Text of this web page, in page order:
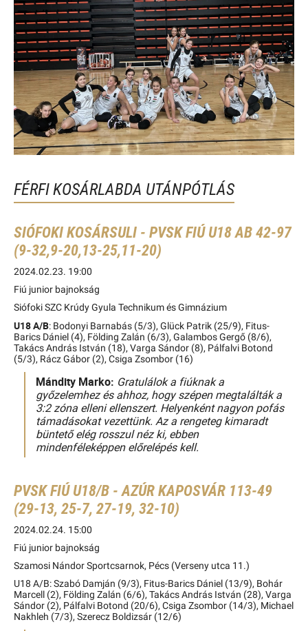
FÉRFI KOSÁRLABDA UTÁNPÓTLÁS
SIÓFOKI KOSÁRSULI - PVSK FIÚ U18 AB 42-97
(9-32,9-20,13-25,11-20)
2024.02.23. 19:00
Fiú junior bajnokság
Siófoki SZC Krúdy Gyula Technikum és Gimnázium
U18 A/B: Bodonyi Barnabás (5/3), Glück Patrik (25/9), Fitus-
Barics Dániel (4), Földing Zalán (6/3), Galambos Gergő (8/6),
Takács András István (18), Varga Sándor (8), Pálfalvi Botond
(5/3), Rácz Gábor (2), Csiga Zsombor (16)
Mándity Marko: Gratulálok a fiúknak a
győzelemhez és ahhoz, hogy szépen megtalálták a
3:2 zóna elleni ellenszert. Helyenként nagyon pofás
támadásokat vezettünk. Az a rengeteg kimaradt
büntető elég rosszul néz ki, ebben
mindenféleképpen előrelépés kell.
PVSK FIÚ U18/B - AZÚR KAPOSVÁR 113-49
(29-13, 25-7, 27-19, 32-10)
2024.02.24. 15:00
Fiú junior bajnokság
Szamosi Nándor Sportcsarnok, Pécs (Verseny utca 11.)
U18 A/B: Szabó Damján (9/3), Fitus-Barics Dániel (13/9), Bohár
Marcell (2), Földing Zalán (6/6), Takács András István (28), Varga
Sándor (2), Pálfalvi Botond (20/6), Csiga Zsombor (14/3), Michael
Nakhleh (7/3), Szerecz Boldizsár (12/6)